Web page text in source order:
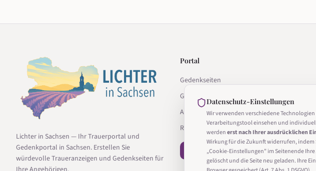
Lichter in Sachsen — Ihr Trauerportal und
Gedenkportal in Sachsen. Erstellen Sie
würdevolle Traueranzeigen und Gedenkseiten für
Portal
Gedenkseiten
Gedenkseite gestalten
Anbieter
Ratgeber
− Vertrag widerrufen
Datenschutz-Einstellungen
Wir verwenden verschiedene
Verarbeitungstool einsehen und
werdenerst nach Ihrer ausdrücklichen
Wirkung für die Zukunft widerrufen,
„Cookie-Einstellungen" im Seitenende
gelöscht und die Seite neu geladen. Ihre